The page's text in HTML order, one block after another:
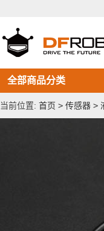
接
触
式
电
容
液
位
传
全部商品分类
当前位置: 首页 > 传感器 >